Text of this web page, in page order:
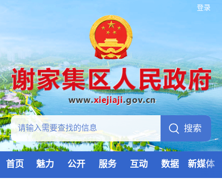
登录
首页 魅力 公开 服务 互动 数据 新媒体